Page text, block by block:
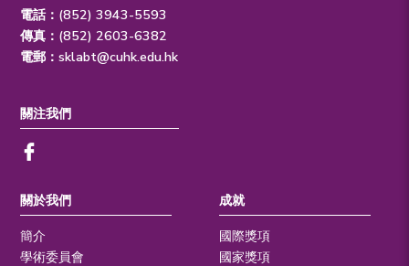
電話：(852) 3943-5593
傳真：(852) 2603-6382
電郵：sklabt@cuhk.edu.hk
關於我們
簡介
學術委員會
成就
國際獎項
國家獎項
關注我們